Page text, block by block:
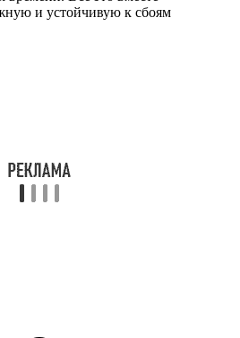
и устойчивую к сбоям